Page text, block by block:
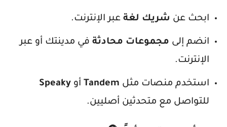
ابحث عن شريك لغة عبر الإنترنت.
انضم إلى مجموعات محادثة في مدينتك أو عبر
الإنترنت.
استخدم منصات مثل Tandem أو Speaky
للتواصل مع متحدثين أصليين.